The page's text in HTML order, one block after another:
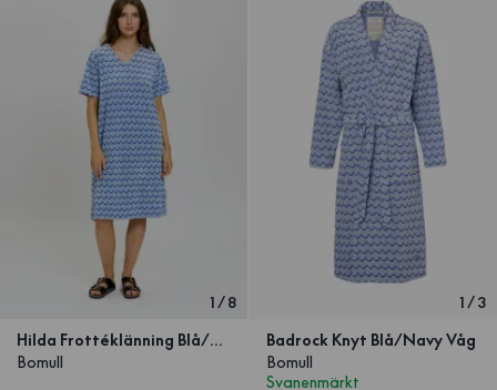
1/8
Hilda Frottéklänning Blå/Navy Våg
Bomull
1/3
Badrock Knyt Blå/Navy Våg
Bomull
Svanenmärkt